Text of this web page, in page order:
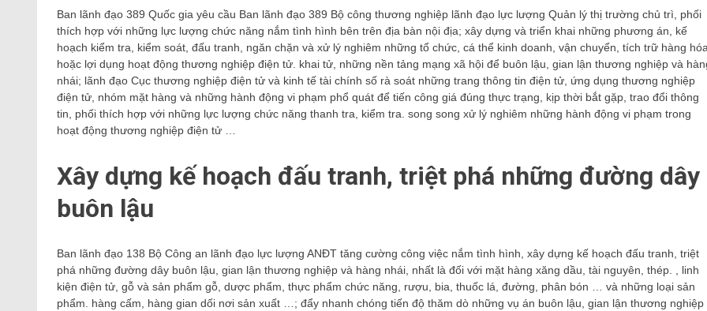
Ban lãnh đạo 389 Quốc gia yêu cầu Ban lãnh đạo 389 Bộ công thương nghiệp lãnh đạo lực lượng Quản lý thị trường chủ trì, phối
thích hợp với những lực lượng chức năng nắm tình hình bên trên địa bàn nội địa; xây dựng và triển khai những phương án, kế
hoạch kiểm tra, kiểm soát, đấu tranh, ngăn chặn và xử lý nghiêm những tổ chức, cá thể kinh doanh, vận chuyển, tích trữ hàng
hoặc lợi dụng hoạt động thương nghiệp điện tử. khai tử, những nền tảng mạng xã hội để buôn lậu, gian lận thương nghiệp và
nhái; lãnh đạo Cục thương nghiệp điện tử và kinh tế tài chính số rà soát những trang thông tin điện tử, ứng dụng thương nghiệp
điện tử, nhóm mặt hàng và những hành động vi phạm phổ quát để tiến công giá đúng thực trạng, kịp thời bắt gặp, trao đổi thông
tin, phối thích hợp với những lực lượng chức năng thanh tra, kiểm tra. song song xử lý nghiêm những hành động vi phạm trong
hoạt động thương nghiệp điện tử …
Xây dựng kế hoạch đấu tranh, triệt phá những đường dây
buôn lậu
Ban lãnh đạo 138 Bộ Công an lãnh đạo lực lượng ANĐT tăng cường công việc nắm tình hình, xây dựng kế hoạch đấu tranh, triệt
phá những đường dây buôn lậu, gian lận thương nghiệp và hàng nhái, nhất là đối với mặt hàng xăng dầu, tài nguyên, thép. , linh
kiện điện tử, gỗ và sản phẩm gỗ, dược phẩm, thực phẩm chức năng, rượu, bia, thuốc lá, đường, phân bón … và những loại sản
phẩm. hàng cấm, hàng gian dối nơi sản xuất …; đẩy nhanh chóng tiến độ thăm dò những vụ án buôn lậu, gian lận thương nghiệp